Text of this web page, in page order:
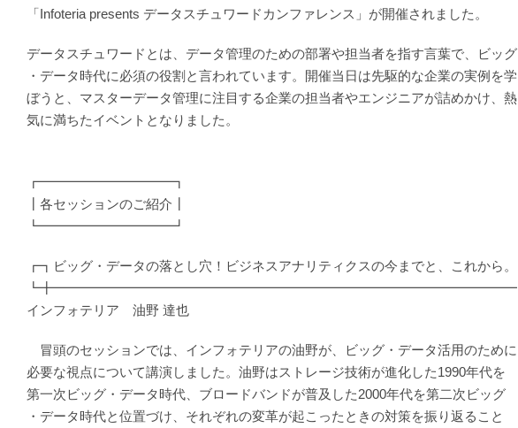
「Infoteria presents データスチュワードカンファレンス」が開催されました。
データスチュワードとは、データ管理のための部署や担当者を指す言葉で、ビッグ
・データ時代に必須の役割と言われています。開催当日は先駆的な企業の実例を学
ぼうと、マスターデータ管理に注目する企業の担当者やエンジニアが詰めかけ、熱
気に満ちたイベントとなりました。
┏━━━━━━━━━━┓
┃各セッションのご紹介┃
┗━━━━━━━━━━┛
┏┓ビッグ・データの落とし穴！ビジネスアナリティクスの今までと、これから。
┗╋━━━━━━━━━━━━━━━━━━━━━━━━━━━━━━━━━━━
インフォテリア 油野 達也
冒頭のセッションでは、インフォテリアの油野が、ビッグ・データ活用のために
必要な視点について講演しました。油野はストレージ技術が進化した1990年代を
第一次ビッグ・データ時代、ブロードバンドが普及した2000年代を第二次ビッグ
・データ時代と位置づけ、それぞれの変革が起こったときの対策を振り返ること